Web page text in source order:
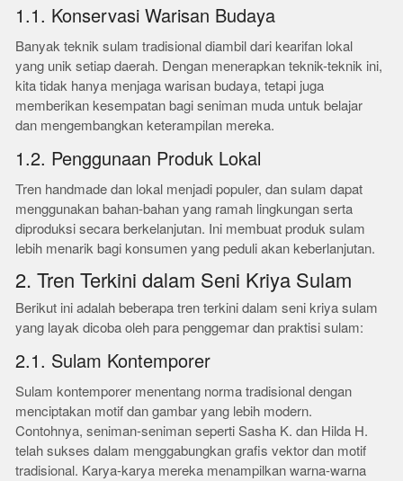
1.1. Konservasi Warisan Budaya
Banyak teknik sulam tradisional diambil dari kearifan lokal
yang unik setiap daerah. Dengan menerapkan teknik-teknik ini,
kita tidak hanya menjaga warisan budaya, tetapi juga
memberikan kesempatan bagi seniman muda untuk belajar
dan mengembangkan keterampilan mereka.
1.2. Penggunaan Produk Lokal
Tren handmade dan lokal menjadi populer, dan sulam dapat
menggunakan bahan-bahan yang ramah lingkungan serta
diproduksi secara berkelanjutan. Ini membuat produk sulam
lebih menarik bagi konsumen yang peduli akan keberlanjutan.
2. Tren Terkini dalam Seni Kriya Sulam
Berikut ini adalah beberapa tren terkini dalam seni kriya sulam
yang layak dicoba oleh para penggemar dan praktisi sulam:
2.1. Sulam Kontemporer
Sulam kontemporer menentang norma tradisional dengan
menciptakan motif dan gambar yang lebih modern.
Contohnya, seniman-seniman seperti Sasha K. dan Hilda H.
telah sukses dalam menggabungkan grafis vektor dan motif
tradisional. Karya-karya mereka menampilkan warna-warna